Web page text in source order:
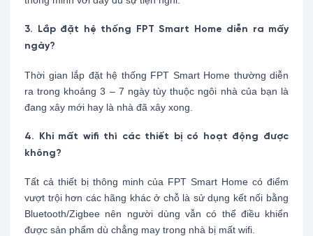
3. Lắp đặt hệ thống FPT Smart Home diễn ra mấy
ngày?
Thời gian lắp đặt hệ thống FPT Smart Home thường diễn
ra trong khoảng 3 – 7 ngày tùy thuộc ngôi nhà của bạn là
đang xây mới hay là nhà đã xây xong.
4. Khi mất wifi thì các thiết bị có hoạt động được
không?
Tất cả thiết bị thông minh của FPT Smart Home có điểm
vượt trội hơn các hãng khác ở chỗ là sử dụng kết nối bằng
Bluetooth/Zigbee nên người dùng vẫn có thể điều khiển
được sản phẩm dù chẳng may trong nhà bị mất wifi.